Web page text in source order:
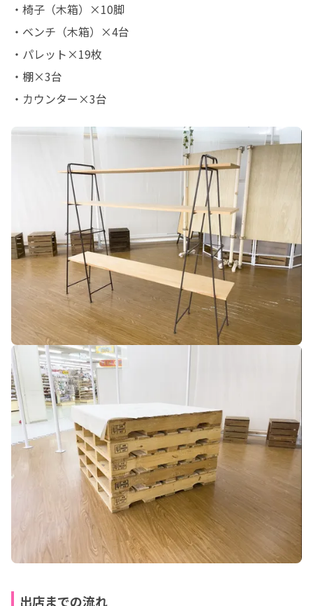
・椅子（木箱）×10脚
・ベンチ（木箱）×4台
・パレット×19枚
・棚×3台
・カウンター×3台
出店までの流れ